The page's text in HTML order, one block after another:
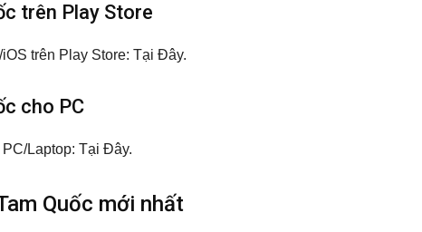
trên Play Store
trên Play Store: Tại Đây.
cho PC
Laptop: Tại Đây.
Quốc mới nhất